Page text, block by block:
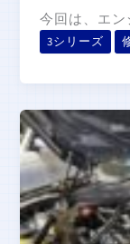
今回は、エ
3シリーズ